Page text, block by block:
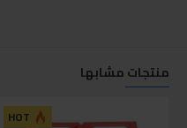
منتجات مشابها
HOT